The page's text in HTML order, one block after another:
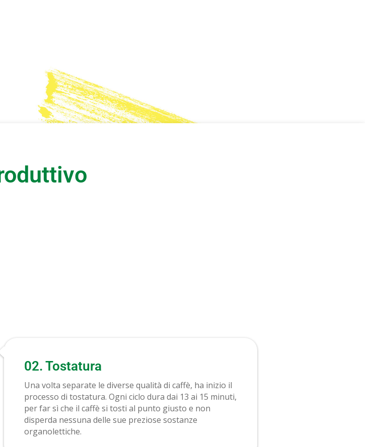
02. Tostatura
Una volta separate le diverse qualità di caffè, ha inizio il
processo di tostatura. Ogni ciclo dura dai 13 ai 15 minuti,
per far sì che il caffè si tosti al punto giusto e non
disperda nessuna delle sue preziose sostanze
organolettiche.